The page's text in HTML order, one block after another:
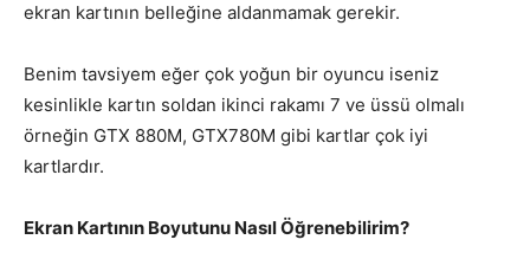
ekran kartının belleğine aldanmamak gerekir.
Benim tavsiyem eğer çok yoğun bir oyuncu iseniz
kesinlikle kartın soldan ikinci rakamı 7 ve üssü olmalı
örneğin GTX 880M, GTX780M gibi kartlar çok iyi
kartlardır.
Ekran Kartının Boyutunu Nasıl Öğrenebilirim?